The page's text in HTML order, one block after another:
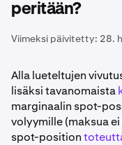
peritään?
Viimeksi päivitetty: 28.
Alla lueteltujen
lisäksi tavanomaista
marginaalin spot-
volyymille (maksua
spot-position